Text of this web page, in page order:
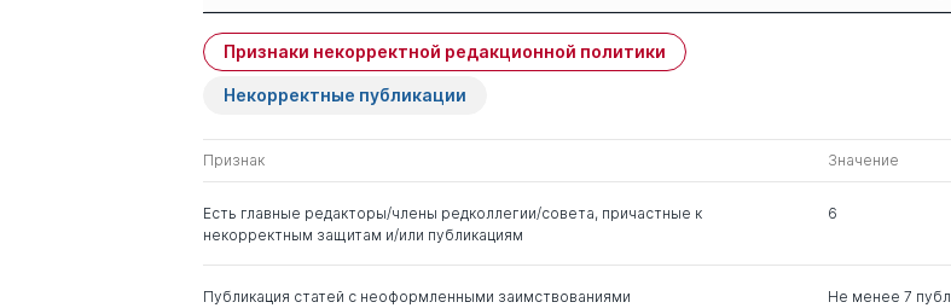
Имя Степень
Защиты членов РК:
свои
чужие
Хицков Иван Федорович д. э.н. 0 4 0
Гасилов Валентин
Васильевич
д. э.н.
Признаки некорректной редакционной политики
Некорректные публикации
Признак Значение
Есть главные редакторы/члены редколлегии/совета, причастные к
некорректным защитам и/или публикациям
6
Публикация статей с неоформленными заимствованиями Не менее 7 публ